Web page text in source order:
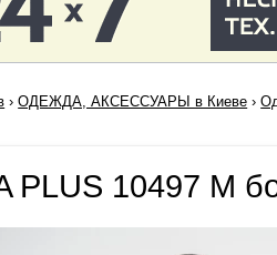
›ОДЕЖДА, АКСЕССУАРЫ в Киеве ›
PLUS 10497 M